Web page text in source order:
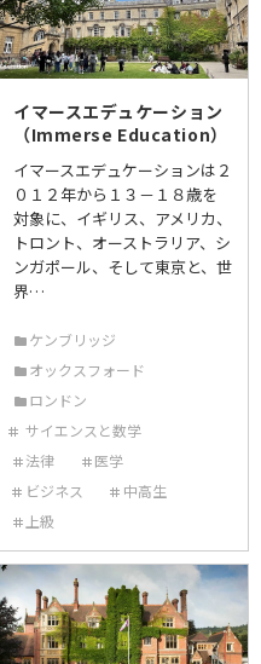
イマースエデュケーション
（Immerse Education）
イマースエデュケーションは２
０１２年から１３－１８歳を
対象に、イギリス、アメリカ、
トロント、オーストラリア、シ
ンガポール、そして東京と、世
界…
ケンブリッジ
オックスフォード
ロンドン
サイエンスと数学
法律
医学
ビジネス
中高生
上級